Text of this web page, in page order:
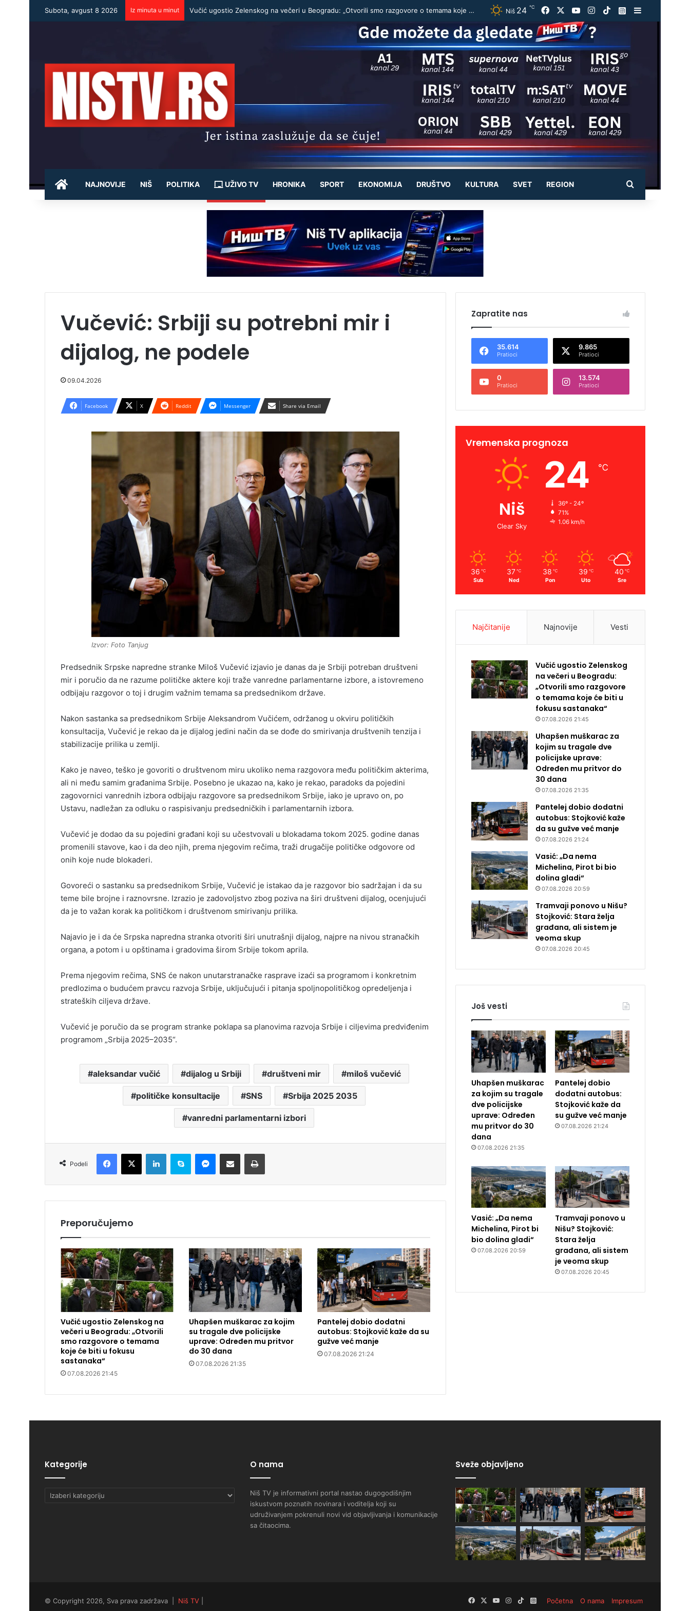
Subota, avgust 8 2026 Iz minuta u minut Vučić ugostio Zelenskog na večeri u Beogradu: „Otvorili smo razgovore o temama koje će biti u fokusu sastanaka“ Niš 24 ℃ Facebook YouTubeInstagram
TikTokInstagram
POČETNA
NAJNOVIJE NIŠ POLITIKA UŽIVO TV HRONIKA SPORT EKONOMIJA DRUŠTVO KULTURA SVET REGION Pretraži
Vučević: Srbiji su potrebni mir i
dijalog, ne podele
09.04.2026
Facebook X Reddit Messenger Share via Email
Izvor: Foto Tanjug
Predsednik Srpske napredne stranke Miloš Vučević izjavio je danas da je Srbiji potreban društveni
mir i poručio da ne razume političke aktere koji traže vanredne parlamentarne izbore, a istovremeno
odbijaju razgovor o toj i drugim važnim temama sa predsednikom države.
Nakon sastanka sa predsednikom Srbije Aleksandrom Vučićem, održanog u okviru političkih
konsultacija, Vučević je rekao da je dijalog jedini način da se dođe do smirivanja društvenih tenzija i
stabilizacije prilika u zemlji.
Kako je naveo, teško je govoriti o društvenom miru ukoliko nema razgovora među političkim akterima,
ali ni među samim građanima Srbije. Posebno je ukazao na, kako je rekao, paradoks da pojedini
zagovornici vanrednih izbora odbijaju razgovore sa predsednikom Srbije, iako je upravo on, po
Ustavu, nadležan za odluku o raspisivanju predsedničkih i parlamentarnih izbora.
Vučević je dodao da su pojedini građani koji su učestvovali u blokadama tokom 2025. godine danas
promenili stavove, kao i da deo njih, prema njegovim rečima, traži drugačije političke odgovore od
onih koje nude blokaderi.
Govoreći o sastanku sa predsednikom Srbije, Vučević je istakao da je razgovor bio sadržajan i da su
teme bile brojne i raznovrsne. Izrazio je zadovoljstvo zbog poziva na širi društveni dijalog, ocenjujući
da je to važan korak ka političkom i društvenom smirivanju prilika.
Najavio je i da će Srpska napredna stranka otvoriti širi unutrašnji dijalog, najpre na nivou stranačkih
organa, a potom i u opštinama i gradovima širom Srbije tokom aprila.
Prema njegovim rečima, SNS će nakon unutarstranačke rasprave izaći sa programom i konkretnim
predlozima o budućem pravcu razvoja Srbije, uključujući i pitanja spoljnopolitičkog opredeljenja i
strateških ciljeva države.
Vučević je poručio da se program stranke poklapa sa planovima razvoja Srbije i ciljevima predviđenim
programom „Srbija 2025–2035“.
aleksandar vučić dijalog u Srbiji društveni mir miloš vučević
političke konsultacije SNS Srbija 2025 2035
vanredni parlamentarni izbori
Podeli
Preporučujemo
Vučić ugostio Zelenskog na
večeri u Beogradu: „Otvorili
smo razgovore o temama
koje će biti u fokusu
sastanaka“
07.08.2026 21:45
Uhapšen muškarac za kojim
su tragale dve policijske
uprave: Određen mu pritvor
do 30 dana
07.08.2026 21:35
Pantelej dobio dodatni
autobus: Stojković kaže da su
gužve već manje
07.08.2026 21:24
Zapratite nas
35.614
Pratioci
9.865
Pratioci
0
Pratioci
13.574
Pratioci
Vremenska prognoza
Niš
Clear Sky
24 ℃
36º - 24º
71%
1.06 km/h
36 ℃
Sub
37 ℃
Ned
38 ℃
Pon
39 ℃
Uto
40 ℃
Sre
Najčitanije Najnovije Vesti
Vučić ugostio Zelenskog
na večeri u Beogradu:
„Otvorili smo razgovore
o temama koje će biti u
fokusu sastanaka“
07.08.2026 21:45
Uhapšen muškarac za
kojim su tragale dve
policijske uprave:
Određen mu pritvor do
30 dana
07.08.2026 21:35
Pantelej dobio dodatni
autobus: Stojković kaže
da su gužve već manje
07.08.2026 21:24
Vasić: „Da nema
Michelina, Pirot bi bio
dolina gladi“
07.08.2026 20:59
Tramvaji ponovo u Nišu?
Stojković: Stara želja
građana, ali sistem je
veoma skup
07.08.2026 20:45
Još vesti
Uhapšen muškarac
za kojim su tragale
dve policijske
uprave: Određen
mu pritvor do 30
dana
07.08.2026 21:35
Pantelej dobio
dodatni autobus:
Stojković kaže da
su gužve već manje
07.08.2026 21:24
Vasić: „Da nema
Michelina, Pirot bi
bio dolina gladi“
07.08.2026 20:59
Tramvaji ponovo u
Nišu? Stojković:
Stara želja
građana, ali sistem
je veoma skup
07.08.2026 20:45
Kategorije
Kategorije
O nama
Niš TV je informativni portal nastao dugogodišnjim
iskustvom poznatih novinara i voditelja koji su
udruživanjem pokrenuli novi vid objavljivanja i komunikacije
sa čitaocima.
Sveže objavljeno
© Copyright 2026, Sva prava zadržava | Niš TV Početna O nama Impresum
FacebookYouTubeInstagram
TikTokInstagram